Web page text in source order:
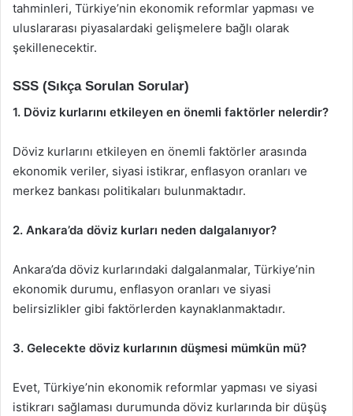
tahminleri, Türkiye’nin ekonomik reformlar yapması ve
uluslararası piyasalardaki gelişmelere bağlı olarak
şekillenecektir.
SSS (Sıkça Sorulan Sorular)
1. Döviz kurlarını etkileyen en önemli faktörler nelerdir?
Döviz kurlarını etkileyen en önemli faktörler arasında
ekonomik veriler, siyasi istikrar, enflasyon oranları ve
merkez bankası politikaları bulunmaktadır.
2. Ankara’da döviz kurları neden dalgalanıyor?
Ankara’da döviz kurlarındaki dalgalanmalar, Türkiye’nin
ekonomik durumu, enflasyon oranları ve siyasi
belirsizlikler gibi faktörlerden kaynaklanmaktadır.
3. Gelecekte döviz kurlarının düşmesi mümkün mü?
Evet, Türkiye’nin ekonomik reformlar yapması ve siyasi
istikrarı sağlaması durumunda döviz kurlarında bir düşüş